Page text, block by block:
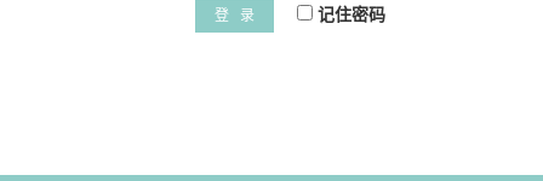
登 录 记住密码